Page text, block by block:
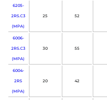
6205-
2RS.C3
(MPA)
25 52
6006-
2RS.С3
(MPA)
30 55
6004-
2RS
(MPA)
20 42